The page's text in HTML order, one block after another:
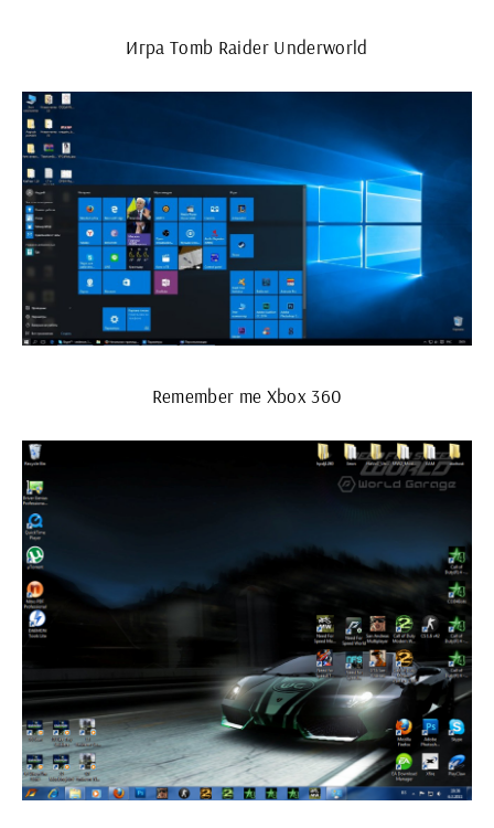
Игра Tomb Raider Underworld
Remember me Xbox 360